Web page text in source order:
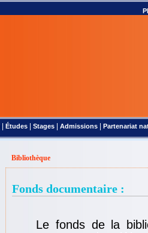
Études Stages Admissions Partenariat
Bibliothèque
Fonds documentaire :
Le fonds de la